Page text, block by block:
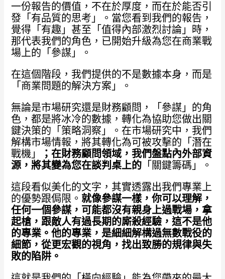
一份報告的價值，不在於厚度，而在於能否引
發「有品質的思考」。當您看到我們的報告，
覺得「有趣」甚至「值得內部激烈討論」時，
那代表我們的角色，已開始升級為您在商業戰
場上的「參謀」。
在這個階段，我們提供的不是數據本身，而是
「商業問題的解決方案」。
無論是市場研究還是財務顧問，「參謀」的角
色，都是將冰冷的數據，轉化為協助您做出關
鍵決策的「策略洞察」。在市場研究中，我們
解構市場情報，將其轉化為可被攻擊的「潛在
戰機」
；在財務顧問領域，我們盤點內外部資
源，將其變為您在談判桌上的「關鍵籌碼」。
這段看似美化的文字，其實透露出我們專業上
的優勢跟侷限。 就像參謀一樣，你可以理解，
任何一個參謀，可能都沒有親身上過戰場，拿
起槍，跟敵人有過長期的廝殺經驗，這不是他
的專業。他的專業，是細細解構過無數戰役的
細節，從更宏觀的視角，找出致勝的規律與失
敗的陷阱。